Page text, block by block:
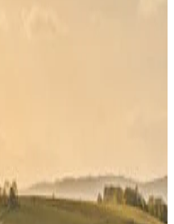
وسائل الإعلام
المعرض